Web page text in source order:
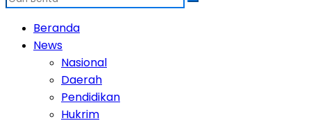
Beranda
News
Nasional
Daerah
Pendidikan
Hukrim